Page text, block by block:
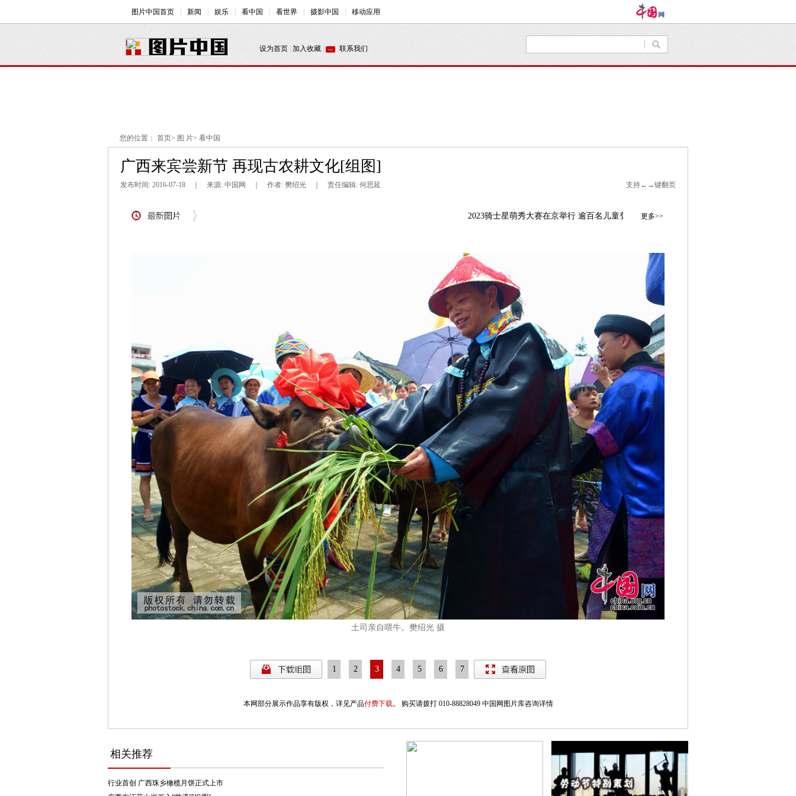
您的位置： 首页> 图 片> 看中国
广西来宾尝新节 再现古农耕文化[组图]
支持←→键翻页
发布时间: 2016-07-18 ｜ 来源: 中国网 ｜ 作者: 樊绍光 ｜ 责任编辑: 何思延
土司亲自喂牛。樊绍光 摄
1 2 3 4 5 6 7
本网部分展示作品享有版权，详见产品付费下载。 购买请拨打 010-88828049 中国网图片库咨询详情
相关推荐
行业首创 广西珠乡橄榄月饼正式上市